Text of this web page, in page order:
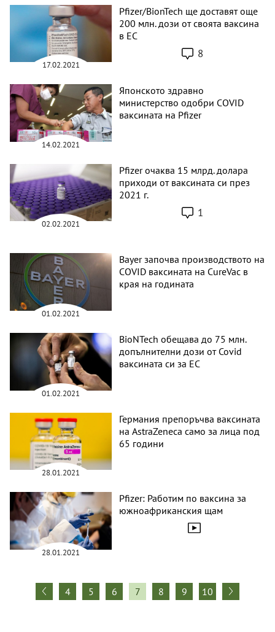
17.02.2021
Pfizer/BionTech ще доставят още
200 млн. дози от своята ваксина
в ЕС
8
14.02.2021
Японското здравно
министерство одобри COVID
ваксината на Pfizer
02.02.2021
Pfizer очаква 15 млрд. долара
приходи от ваксината си през
2021 г.
1
01.02.2021
Bayer започва производството на
COVID ваксината на CureVac в
края на годината
01.02.2021
BioNTech обещава до 75 млн.
допълнителни дози от Covid
ваксината си за ЕС
28.01.2021
Германия препоръчва ваксината
на AstraZeneca само за лица под
65 години
28.01.2021
Pfizer: Работим по ваксина за
южноафриканския щам
4 5 6 7 8 9 10